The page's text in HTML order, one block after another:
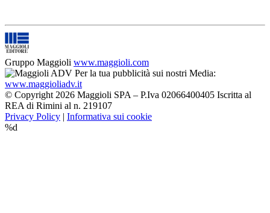
Gruppo Maggioli www.maggioli.com
Per la tua pubblicità sui nostri Media:
www.maggioliadv.it
© Copyright 2026 Maggioli SPA – P.Iva 02066400405 Iscritta al
REA di Rimini al n. 219107
Privacy Policy | Informativa sui cookie
%d